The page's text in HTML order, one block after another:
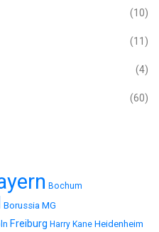
(10)
(11)
(4)
(60)
Bochum
Borussia MG
Freiburg Harry Kane Heidenheim